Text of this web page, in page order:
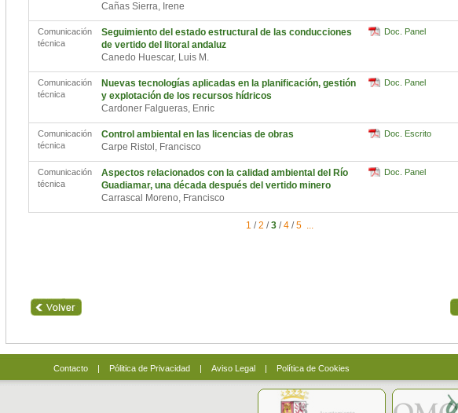
Cañas Sierra, Irene
Comunicación
técnica
Seguimiento del estado estructural de las conducciones
de vertido del litoral andaluz
Canedo Huescar, Luis M.
Doc. Panel
Comunicación
técnica
Nuevas tecnologías aplicadas en la planificación, gestión
y explotación de los recursos hídricos
Cardoner Falgueras, Enric
Doc. Panel
Comunicación
técnica
Control ambiental en las licencias de obras
Carpe Ristol, Francisco
Doc. Escrito
Comunicación
técnica
Aspectos relacionados con la calidad ambiental del Río
Guadiamar, una década después del vertido minero
Carrascal Moreno, Francisco
Doc. Panel
1 / 2 /3 / 4 / 5 ...
Contacto| Pólitica de Privacidad| Aviso Legal| Política de Cookies